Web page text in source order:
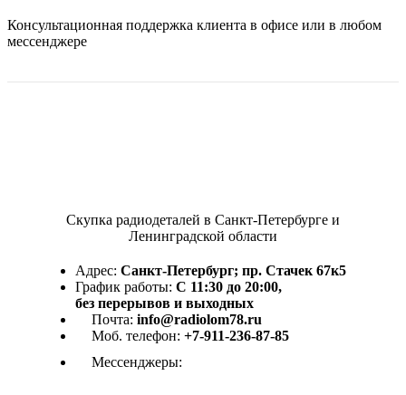
Консультационная поддержка клиента в офисе или в любом
мессенджере
Скупка радиодеталей в Санкт-Петербурге и
Ленинградской области
Адрес: Санкт-Петербург; пр. Стачек 67к5
График работы: С 11:30 до 20:00,
без перерывов и выходных
Почта: info@radiolom78.ru
Моб. телефон: +7-911-236-87-85
Мессенджеры: